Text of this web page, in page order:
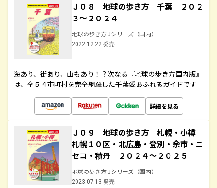
Ｊ０８ 地球の歩き方 千葉 ２０２
３～２０２４
地球の歩き方 Jシリーズ（国内）
2022.12.22 発売
海あり、街あり、山もあり！？次なる『地球の歩き方国内版』
は、全５４市町村を完全網羅した千葉愛あふれるガイドです
詳細を見る
Ｊ０９ 地球の歩き方 札幌・小樽
札幌１０区・北広島・登別・余市・ニ
セコ・積丹 ２０２４～２０２５
地球の歩き方 Jシリーズ（国内）
2023.07.13 発売